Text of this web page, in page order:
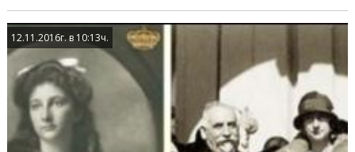
12.11.2016г. в 10:13ч.